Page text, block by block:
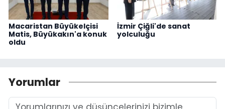
Macaristan Büyükelçisi
Matis, Büyükakın'a konuk
oldu
İzmir Çiğli'de sanat
yolculuğu
Yorumlar